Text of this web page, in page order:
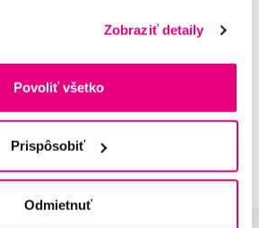
Zobraziť detaily
Povoliť všetko
Prispôsobiť
Odmietnuť
odborná konzultácia dentálnej
odborná konzultácia dentálnej
starostlivosti